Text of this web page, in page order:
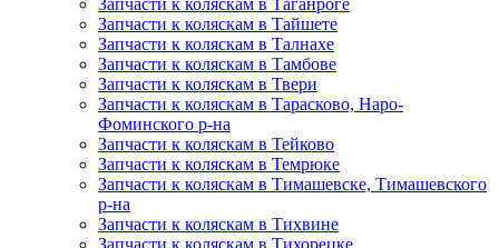
Запчасти к коляскам в Таганроге
Запчасти к коляскам в Тайшете
Запчасти к коляскам в Талнахе
Запчасти к коляскам в Тамбове
Запчасти к коляскам в Твери
Запчасти к коляскам в Тарасково, Наро-
Фоминского р-на
Запчасти к коляскам в Тейково
Запчасти к коляскам в Темрюке
Запчасти к коляскам в Тимашевске, Тимашевского
р-на
Запчасти к коляскам в Тихвине
Запчасти к коляскам в Тихорецке